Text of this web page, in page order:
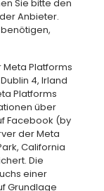
Sie bitte den
Anbieter.
Platforms
4, Irland
Platforms
über
Facebook (by
der Meta
California
Die
einer
Grundlage